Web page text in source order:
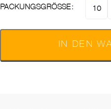
PACKUNGSGRÖSSE 10
IN DEN